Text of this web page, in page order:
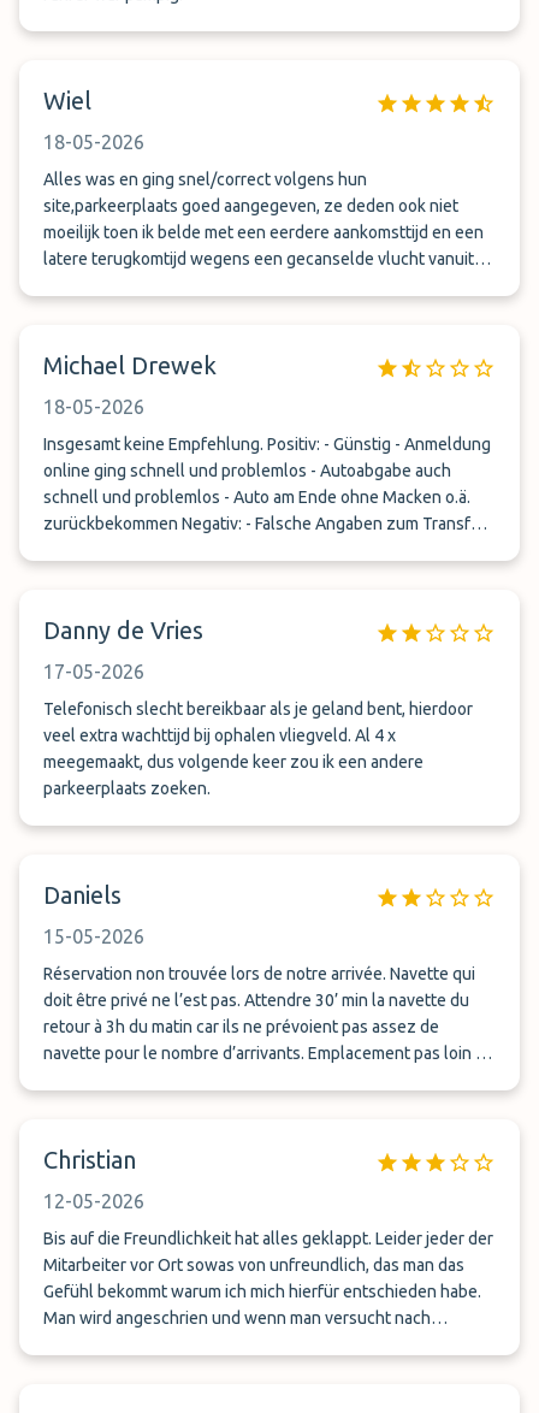
Wiel
18-05-2026
Alles was en ging snel/correct volgens hun
site,parkeerplaats goed aangegeven, ze deden ook niet
moeilijk toen ik belde met een eerdere aankomsttijd en een
latere terugkomtijd wegens een gecanselde vlucht vanuit
Michael Drewek
18-05-2026
Insgesamt keine Empfehlung. Positiv: - Günstig - Anmeldung
online ging schnell und problemlos - Autoabgabe auch
schnell und problemlos - Auto am Ende ohne Macken o.ä.
zurückbekommen Negativ: - Falsche Angaben zum Transfer
Buchungsbestätigung stand: Abflugterminal 1b. Das war
der Betreiber hinterher - wer auch immer "die" sind. Also
mehrfach angerufen: Man solle sich an das Dokument
halten, das man bei Abgabe in Papierform erhalten habe.
Abholung wäre am Busterminal 2A. Uns waren die
abweichenden Angaben nicht klar, aber okay, wir standen
Nieselregen warten. Also mussten wir nochmals anrufen.
oder wollte der Fahrer nicht sagen! Sein Kommentar: "Dann
nehmt halt die U-Bahn und zahlt selbst" - solche Aussagen
gehen gar nicht! Da er zum Zeitpunkt des Telefonats am
Flughafen war, forderte ich ihn auf zu warten, weil wir
durchgefroren waren. Es hat sich dann herausgestellt, dass
ankamen, war der Fahrer natürlich trotzdem wieder weg!
warten. Zum Vergleich: Unser gesamter Flug hat 90 Minuten
gedauert!
Danny de Vries
17-05-2026
Telefonisch slecht bereikbaar als je geland bent, hierdoor
veel extra wachttijd bij ophalen vliegveld. Al 4 x
meegemaakt, dus volgende keer zou ik een andere
parkeerplaats zoeken.
Daniels
15-05-2026
Réservation non trouvée lors de notre arrivée. Navette qui
doit être privé ne l’est pas. Attendre 30’ min la navette du
retour à 3h du matin car ils ne prévoient pas assez de
navette pour le nombre d’arrivants. Emplacement pas loin de
Christian
12-05-2026
Bis auf die Freundlichkeit hat alles geklappt. Leider jeder der
Mitarbeiter vor Ort sowas von unfreundlich, das man das
Gefühl bekommt warum ich mich hierfür entschieden habe.
Man wird angeschrien und wenn man versucht nach